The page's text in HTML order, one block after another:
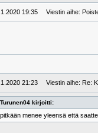
19:35 Viestin aihe:
21:23 Viestin aihe: Re:
kirjoitti:
menee yleensä että